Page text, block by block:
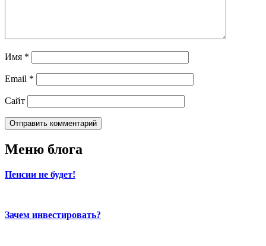
Имя *
Email *
Сайт
Меню блога
Пенсии не будет!
Зачем инвестировать?